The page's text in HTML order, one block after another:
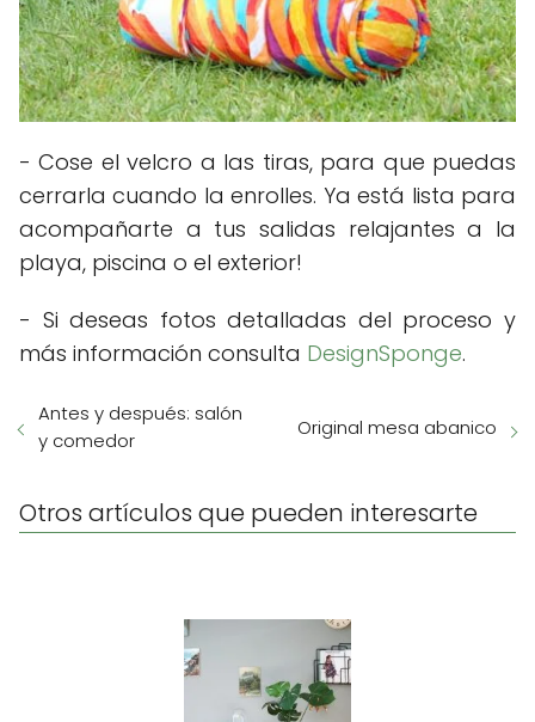
- Cose el velcro a las tiras, para que puedas
cerrarla cuando la enrolles. Ya está lista para
acompañarte a tus salidas relajantes a la
playa, piscina o el exterior!
- Si deseas fotos detalladas del proceso y
más información consulta DesignSponge.
Antes y después: salón
y comedor
Original mesa abanico
Otros artículos que pueden interesarte